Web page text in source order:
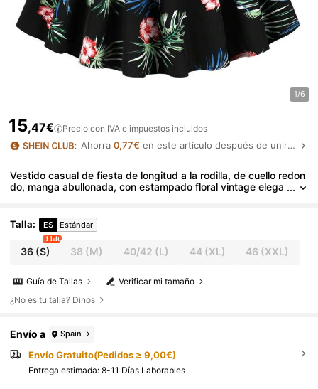
1/6
15,47€ Precio con IVA e impuestos incluidos
Ahorra 0,77€ en este artículo después de unirte.
Vestido casual de fiesta de longitud a la rodilla, de cuello redon
do, manga abullonada, con estampado floral vintage elega
Talla: ES Estándar
36(S)
1 left
38 (M) 40/42 (L) 44(XL) 46 (XXL)
Verificar mi tamaño
Guía de Tallas
¿No es tu talla? Dinos
Envío a Spain
Envío Gratuito(Pedidos ≥ 9,00€)
Entrega estimada: 8-11 Días Laborables